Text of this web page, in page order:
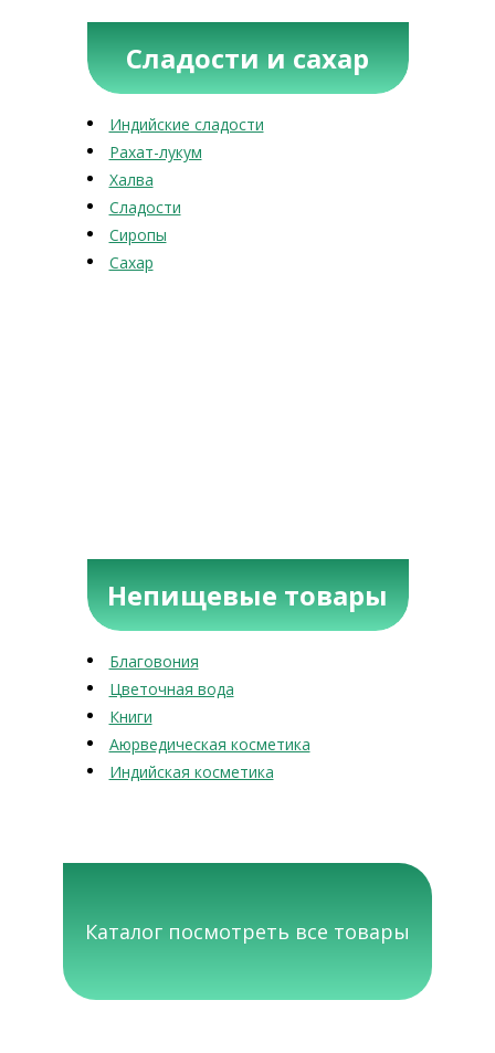
Сладости и сахар
Индийские сладости
Рахат-лукум
Халва
Сладости
Сиропы
Сахар
Непищевые товары
Благовония
Цветочная вода
Книги
Аюрведическая косметика
Индийская косметика
Каталог посмотреть все товары